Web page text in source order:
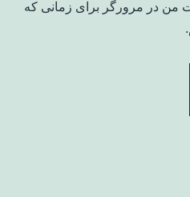
من در مرورگر برای زمانی که